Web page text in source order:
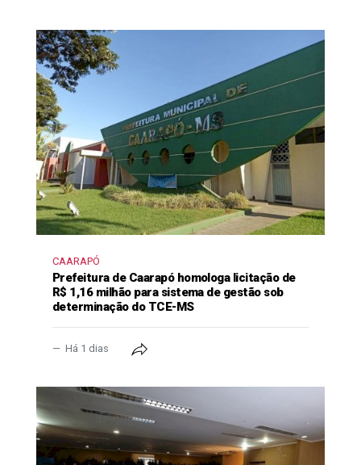
CAARAPÓ
Prefeitura de Caarapó homologa licitação de
R$ 1,16 milhão para sistema de gestão sob
determinação do TCE-MS
Há 1 dias